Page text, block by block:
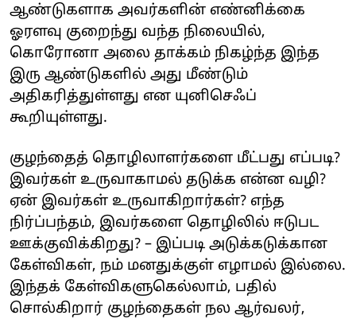
ஆண்டுகளாக அவர்களின் எண்னிக்கை
ஓரளவு குறைந்து வந்த நிலையில்,
கொரோனா அலை தாக்கம் நிகழ்ந்த இந்த
இரு ஆண்டுகளில் அது மீண்டும்
அதிகரித்துள்ளது என யுனிசெஃப்
கூறியுள்ளது.
குழந்தைத் தொழிலாளர்களை மீட்பது எப்படி?
இவர்கள் உருவாகாமல் தடுக்க என்ன வழி?
ஏன் இவர்கள் உருவாகிறார்கள்? எந்த
நிர்ப்பந்தம், இவர்களை தொழிலில் ஈடுபட
ஊக்குவிக்கிறது? – இப்படி அடுக்கடுக்கான
கேள்விகள், நம் மனதுக்குள் எழாமல் இல்லை.
இந்தக் கேள்விகளுகெல்லாம், பதில்
சொல்கிறார் குழந்தைகள் நல ஆர்வலர்,